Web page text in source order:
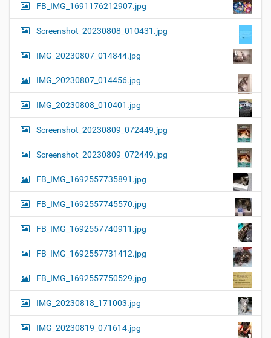
FB_IMG_1691176212907.jpg
Screenshot_20230808_010431.jpg
IMG_20230807_014844.jpg
IMG_20230807_014456.jpg
IMG_20230808_010401.jpg
Screenshot_20230809_072449.jpg
Screenshot_20230809_072449.jpg
FB_IMG_1692557735891.jpg
FB_IMG_1692557745570.jpg
FB_IMG_1692557740911.jpg
FB_IMG_1692557731412.jpg
FB_IMG_1692557750529.jpg
IMG_20230818_171003.jpg
IMG_20230819_071614.jpg